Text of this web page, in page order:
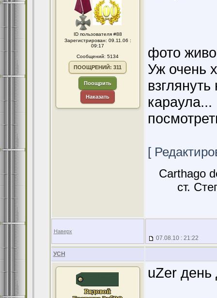
ID пользователя #88
Зарегистрирован: 09.11.06 :
09:17
Сообщений: 5134
ПООЩРЕНИЙ: 311
Поощрить
Наказать
фото
Уж очень
[
Carthago
ст.
Наверх
07.08.10 : 21:22
УСН
uZer день